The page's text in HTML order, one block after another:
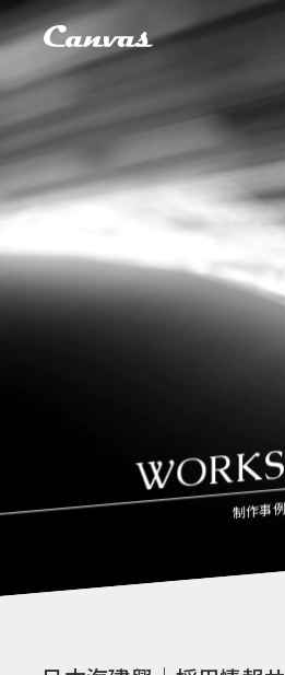
WORKS
制作事例